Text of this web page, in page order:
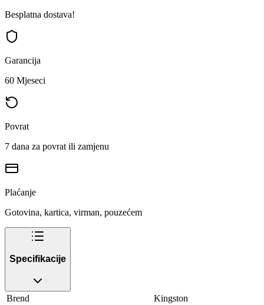
Besplatna dostava!
Garancija
60 Mjeseci
Povrat
7 dana za povrat ili zamjenu
Plaćanje
Gotovina, kartica, virman, pouzećem
Specifikacije
Brend
Kingston